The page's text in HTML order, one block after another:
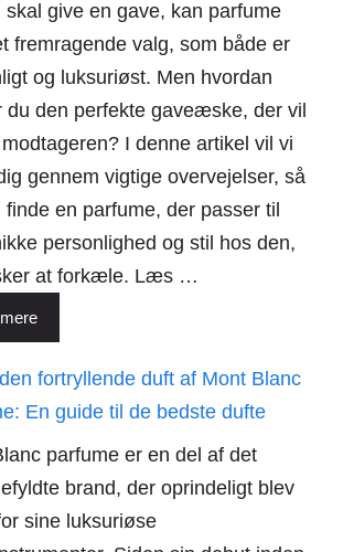
skal give en gave, kan parfume
fremragende valg, som både er
og luksuriøst. Men hvordan
den perfekte gaveæske, der vil
I denne artikel vil vi
gennem vigtige overvejelser, så
finde en parfume, der passer til
personlighed og stil hos den,
at forkæle. Læs …
fortryllende duft af Mont Blanc
En guide til de bedste dufte
parfume er en del af det
brand, der oprindeligt blev
sine luksuriøse